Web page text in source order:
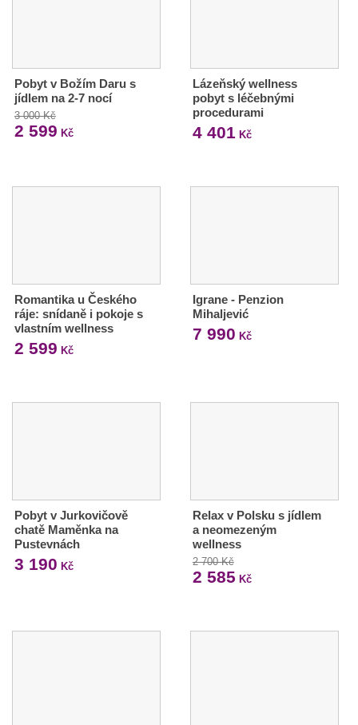
Pobyt v Božím Daru s
jídlem na 2-7 nocí
3 000 Kč
2 599 Kč
Lázeňský wellness
pobyt s léčebnými
procedurami
4 401 Kč
Romantika u Českého
ráje: snídaně i pokoje s
vlastním wellness
2 599 Kč
Igrane - Penzion
Mihaljević
7 990 Kč
Pobyt v Jurkovičově
chatě Maměnka na
Pustevnách
3 190 Kč
Relax v Polsku s jídlem
a neomezeným
wellness
2 700 Kč
2 585 Kč